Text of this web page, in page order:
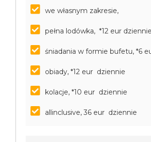
we własnym zakresie,
pełna lodówka, *12 eur dziennie
śniadania w formie bufetu, *6
obiady, *12 eur dziennie
kolacje, *10 eur dziennie
allinclusive, 36 eur dziennie